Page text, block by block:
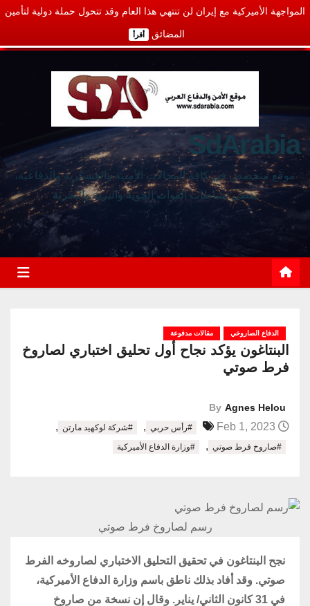
المواجهة الأميركية مع إيران لن تنتهي هذا العام وقد تتحول حملة دولية لتأمين
المضائق أقرأ
SdArabia
موقع متخصص في كافة المجالات الأمنية والعسكرية والدفاعية،
يغطي نشاطات القوات الجوية والبرية والبحرية
الدفاع الصاروخي مقالات مدفوعة
البنتاغون يؤكد نجاح أول تحليق اختباري لصاروخ
فرط صوتي
By Agnes Helou
#رأس حربي , #شركة لوكهيد مارتن ,
#صاروخ فرط صوتي , #وزارة الدفاع الأميركية
رسم لصاروخ فرط صوتي
نجح البنتاغون في تحقيق التحليق الاختباري لصاروخه الفرط
صوتي. وقد أفاد بذلك ناطق باسم وزارة الدفاع الأميركية،
في 31 كانون الثاني/ يناير. وقال إن نسخة من صاروخ